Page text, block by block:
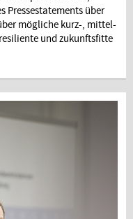
Pressestatements über
mögliche kurz-, mittel-
und zukunftsfitte